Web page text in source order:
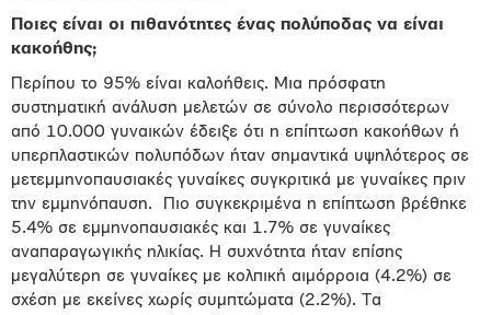
Ποιες είναι οι πιθανότητες ένας πολύποδας να είναι
κακοήθης;
Περίπου το 95% είναι καλοήθεις. Μια πρόσφατη
συστηματική ανάλυση μελετών σε σύνολο περισσότερων
από 10.000 γυναικών έδειξε ότι η επίπτωση κακοήθων ή
υπερπλαστικών πολυπόδων ήταν σημαντικά υψηλότερος σε
μετεμμηνοπαυσιακές γυναίκες συγκριτικά με γυναίκες πριν
την εμμηνόπαυση.
Πιο συγκεκριμένα η επίπτωση βρέθηκε
5.4% σε εμμηνοπαυσιακές και 1.7% σε γυναίκες
αναπαραγωγικής ηλικίας. Η συχνότητα ήταν επίσης
μεγαλύτερη σε γυναίκες με κολπική αιμόρροια (4.2%) σε
σχέση με εκείνες χωρίς συμπτώματα (2.2%). Τα